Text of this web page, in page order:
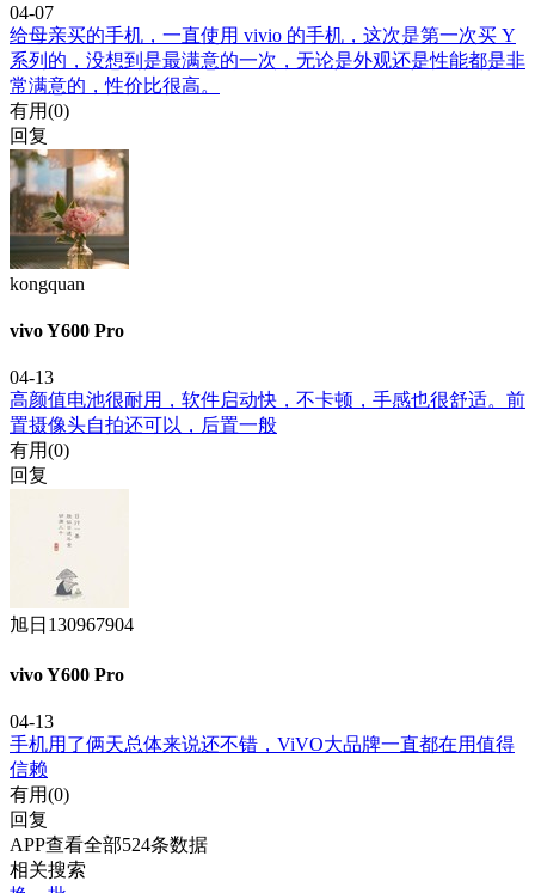
04-07
给母亲买的手机，一直使用 vivio 的手机，这次是第一次买 Y
系列的，没想到是最满意的一次，无论是外观还是性能都是非
常满意的，性价比很高。
有用(0)
回复
kongquan
vivo Y600 Pro
04-13
高颜值电池很耐用，软件启动快，不卡顿，手感也很舒适。前
置摄像头自拍还可以，后置一般
有用(0)
回复
旭日130967904
vivo Y600 Pro
04-13
手机用了俩天总体来说还不错，ViVO大品牌一直都在用值得
信赖
有用(0)
回复
APP查看全部524条数据
相关搜索